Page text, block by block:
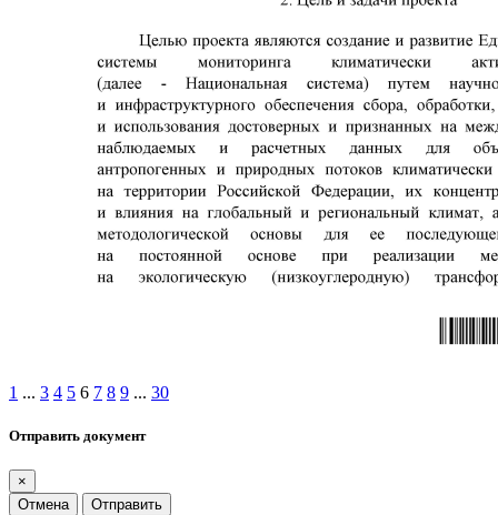
1 ... 3 4 5 6 7 8 9 ... 30
Отправить документ
×
Отмена
Отправить